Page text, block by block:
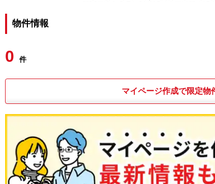
物件情報
0 件
マイページ作成で限定物